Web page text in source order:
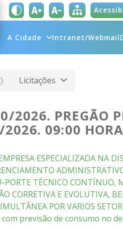
A Cidade Intranet/Webmail
Licitações
2026. PREGÃO
09:00
ESPECIALIZADA NA
TÉCNICO CONTÍNUO,
CORRETIVA E EVOLUTIVA,
POR VARIOS
com previsão de consumo no